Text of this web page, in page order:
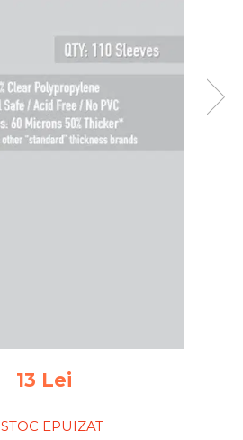
13 Lei
STOC EPUIZAT